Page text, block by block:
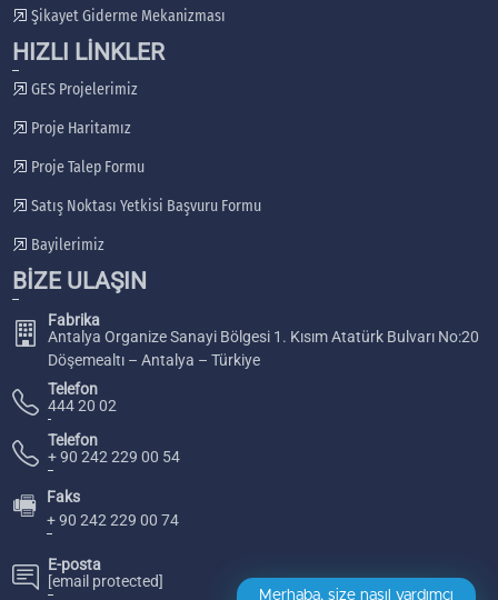
Şikayet Giderme Mekanizması
HIZLI LİNKLER
GES Projelerimiz
Proje Haritamız
Proje Talep Formu
Satış Noktası Yetkisi Başvuru Formu
Bayilerimiz
BİZE ULAŞIN
Fabrika
Antalya Organize Sanayi Bölgesi 1. Kısım Atatürk Bulvarı No:20
Döşemealtı – Antalya – Türkiye
Telefon
444 20 02
Telefon
+ 90 242 229 00 54
🖷
Faks
+ 90 242 229 00 74
E-posta
[email protected]
Merhaba, size nasıl yardımcı